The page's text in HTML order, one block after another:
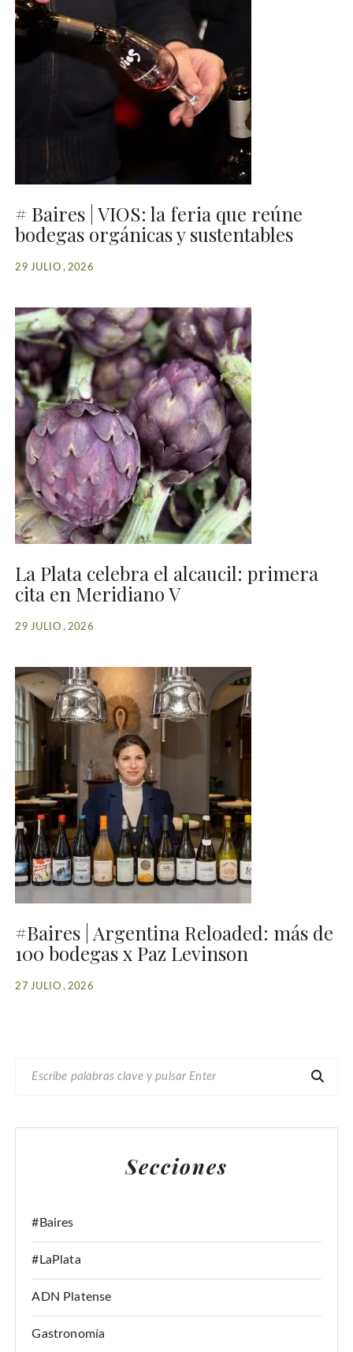
# Baires | VIOS: la feria que reúne
bodegas orgánicas y sustentables
29 JULIO , 2026
La Plata celebra el alcaucil: primera
cita en Meridiano V
29 JULIO , 2026
#Baires | Argentina Reloaded: más de
100 bodegas x Paz Levinson
27 JULIO , 2026
C
Secciones
#Baires
#LaPlata
ADN Platense
Gastronomía